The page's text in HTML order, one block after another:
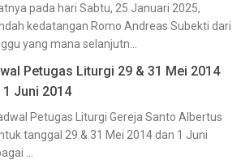
pada hari Sabtu, 25 Januari 2025,
kedatangan Romo Andreas Subekti dari
yang mana selanjutn...
Petugas Liturgi 29 & 31 Mei 2014
1 Juni 2014
Petugas Liturgi Gereja Santo Albertus
tanggal 29 & 31 Mei 2014 dan 1 Juni
...